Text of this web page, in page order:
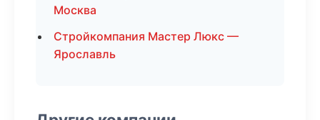
Москва
Стройкомпания Мастер Люкс —
Ярославль